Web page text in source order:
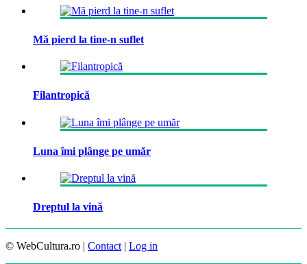
Mă pierd la tine-n suflet
Filantropică
Luna îmi plânge pe umăr
Dreptul la vină
© WebCultura.ro | Contact | Log in